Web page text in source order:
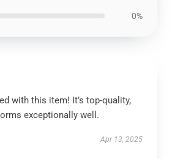
0%
with this item! It’s top-quality,
exceptionally well.
Apr 13, 2025